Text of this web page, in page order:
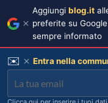
Aggiungi blog.it
preferite su
sempre informato
✉️ Entra nella